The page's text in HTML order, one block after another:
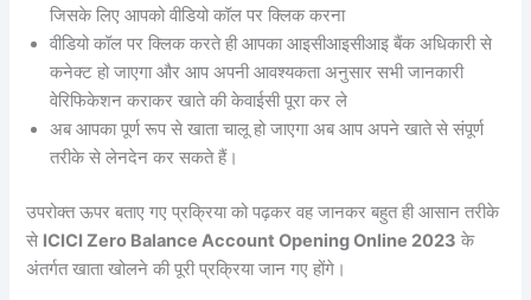
जिसके लिए आपको वीडियो कॉल पर क्लिक करना
वीडियो कॉल पर क्लिक करते ही आपका आइसीआइसीआइ बैंक अधिकारी से
कनेक्ट हो जाएगा और आप अपनी आवश्यकता अनुसार सभी जानकारी
वेरिफिकेशन कराकर खाते की केवाईसी पूरा कर ले
अब आपका पूर्ण रूप से खाता चालू हो जाएगा अब आप अपने खाते से संपूर्ण
तरीके से लेनदेन कर सकते हैं।
उपरोक्त ऊपर बताए गए प्रक्रिया को पढ़कर वह जानकर बहुत ही आसान तरीके
से ICICI Zero Balance Account Opening Online 2023 के
अंतर्गत खाता खोलने की पूरी प्रक्रिया जान गए होंगे।